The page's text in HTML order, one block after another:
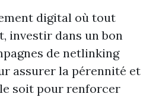
digital où tout
investir dans un bon
de netlinking
assurer la pérennité et
soit pour renforcer